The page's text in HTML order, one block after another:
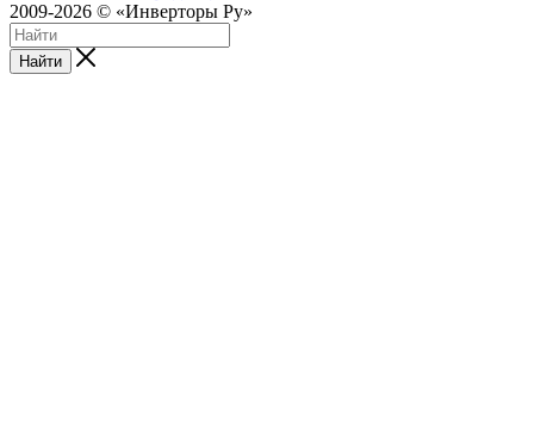
2009-2026 © «Инверторы Ру»
Найти